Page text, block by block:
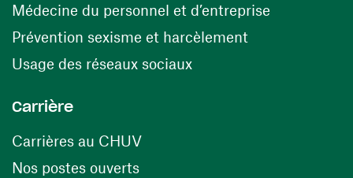
Médecine du personnel et d’entreprise
Prévention sexisme et harcèlement
Usage des réseaux sociaux(ouvre une nouvelle
Carrière
Carrières au CHUV(ouvre une nouvelle fenêtre)
Nos postes ouverts(ouvre une nouvelle fenêtre)